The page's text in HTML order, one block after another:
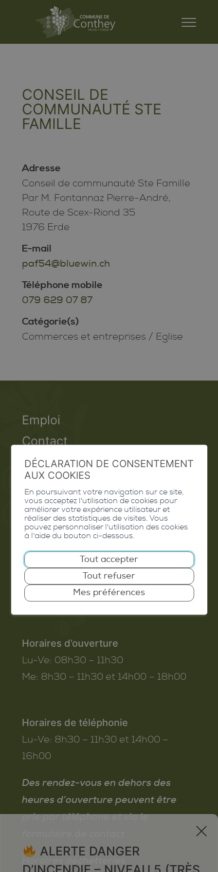
CONSEIL DE
COMMUNAUTÉ STE
FAMILLE
Adresse
Conseil de communauté Ste Famille
Par M. Fontannaz Pierre-André,
Route de Scex-Riond 35
1976 Erde
E-mail
paf54@bluewin.ch
Téléphone mobile
079 629 07 87
Catégorie(s)
Commerces et entreprises / Eglise
Emploi
Contact
Extranet
Valais Excellence
Commune de Conthey
Route de Savoie 54
1975
St-Séverin
T. 027 345 45 45
info@conthey.ch
Horaires d’ouverture
Lu-Ve: 08h30 – 11h30
Me: 8h30 – 11h30 et 14h00 – 18h00
Horaires de téléphonie
Lu-Ve: 8h30 – 11h30 et 14h00 –
16h00
Des rendez-vous en dehors des
heures d’ouverture peuvent être
pris par téléphone et via le
Horaires déchetteries
x
ALERTE DANGER
DÉCLARATION DE CONSENTEMENT
AUX COOKIES
En poursuivant votre navigation sur ce site,
vous acceptez l'utilisation de cookies pour
améliorer votre expérience utilisateur et
réaliser des statistiques de visites. Vous
pouvez personnaliser l'utilisation des cookies
à l'aide du bouton ci-dessous.
Tout accepter
Tout refuser
Mes préférences